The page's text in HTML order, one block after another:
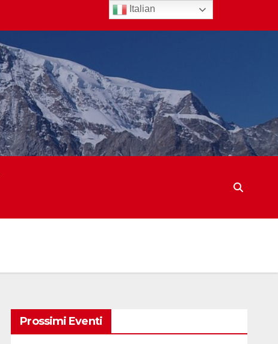
Prossimi Eventi
Italian